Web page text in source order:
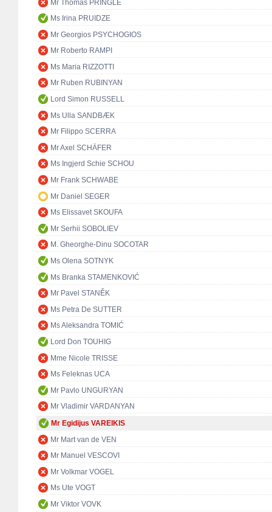
Mr Thomas PRINGLE
Ms Irina PRUIDZE
Mr Georgios PSYCHOGIOS
Mr Roberto RAMPI
Ms Maria RIZZOTTI
Mr Ruben RUBINYAN
Lord Simon RUSSELL
Ms Ulla SANDBÆK
Mr Filippo SCERRA
Mr Axel SCHÄFER
Ms Ingjerd Schie SCHOU
Mr Frank SCHWABE
Mr Daniel SEGER
Ms Elissavet SKOUFA
Mr Serhii SOBOLIEV
M. Gheorghe-Dinu SOCOTAR
Ms Olena SOTNYK
Ms Branka STAMENKOVIĆ
Mr Pavel STANĚK
Ms Petra De SUTTER
Ms Aleksandra TOMIĆ
Lord Don TOUHIG
Mme Nicole TRISSE
Ms Feleknas UCA
Mr Pavlo UNGURYAN
Mr Vladimir VARDANYAN
Mr Egidijus VAREIKIS
Mr Mart van de VEN
Mr Manuel VESCOVI
Mr Volkmar VOGEL
Ms Ute VOGT
Mr Viktor VOVK